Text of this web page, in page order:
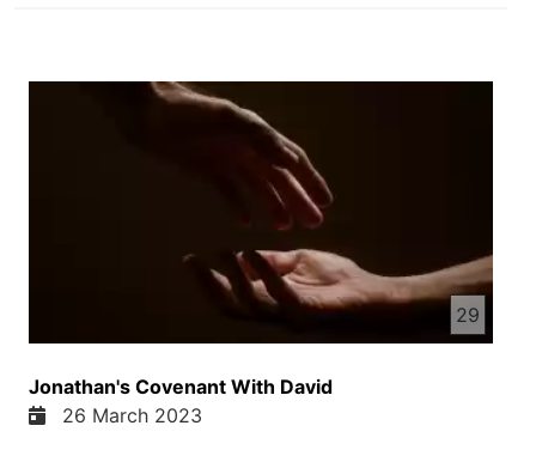
29
Jonathan's Covenant With David
26 March 2023